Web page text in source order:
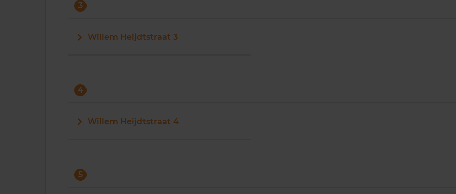
3
Willem Heijdtstraat 3
4
Willem Heijdtstraat 4
5